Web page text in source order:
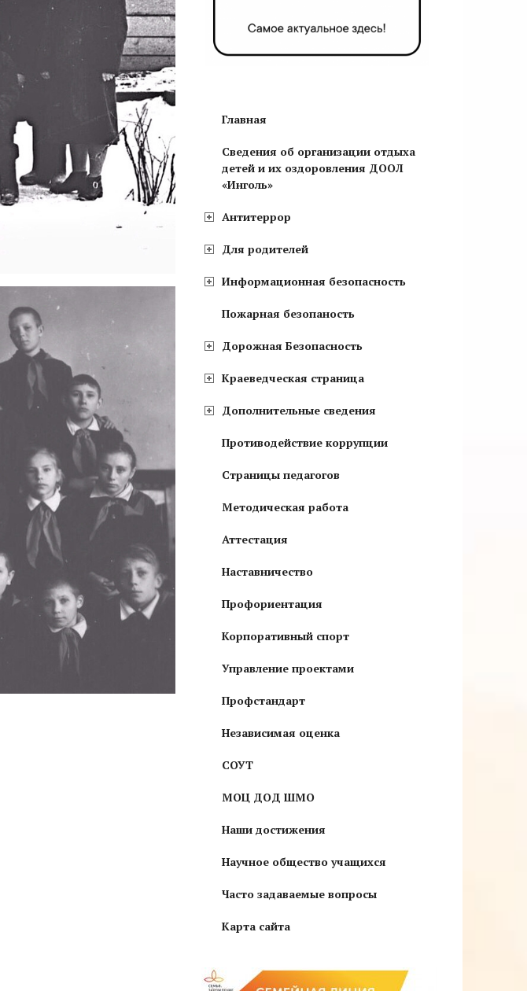
Главная
Сведения об организации отдыха
детей и их оздоровления ДООЛ
«Инголь»
Антитеррор
Для родителей
Информационная безопасность
Пожарная безопаность
Дорожная Безопасность
Краеведческая страница
Дополнительные сведения
Противодействие коррупции
Страницы педагогов
Методическая работа
Аттестация
Наставничество
Профориентация
Корпоративный спорт
Управление проектами
Профстандарт
Независимая оценка
СОУТ
МОЦ ДОД ШМО
Наши достижения
Научное общество учащихся
Часто задаваемые вопросы
Карта сайта